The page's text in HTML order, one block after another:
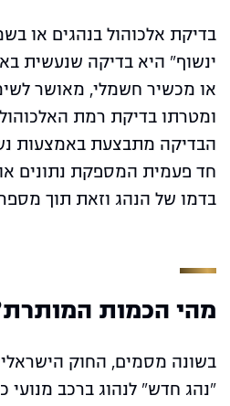
בדיקת אלכוהול בנהגים או
ינשוף" היא בדיקה שנעשית
או מכשיר חשמלי, מאושר
ומטרתו בדיקת רמת
הבדיקה מתבצעת באמצעות
חד פעמית המספקת נתונים
בדמו של הנהג וזאת תוך
מהי הכמות
בשונה מסמים, החוק
"נהג חדש" לנהוג ברכב